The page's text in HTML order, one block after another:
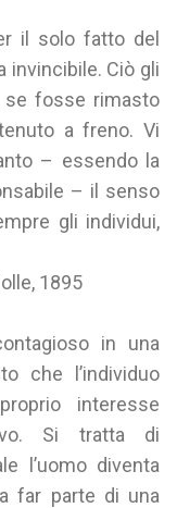
il solo fatto del
invincibile. Ciò gli
fosse rimasto
a freno. Vi
– essendo la
– il senso
gli individui,
1895
in una
che l’individuo
interesse
Si tratta di
l’uomo diventa
far parte di una